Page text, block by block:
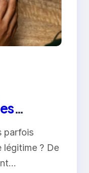
libérer
parfois
légitime ? De